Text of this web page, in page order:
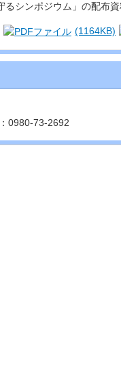
るシンポジウム」の配布資
(1164KB)
0980-73-2692